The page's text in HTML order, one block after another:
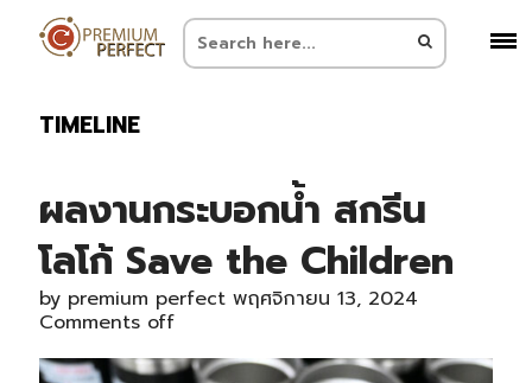
TIMELINE
ผลงานกระบอกน้ำ สกรีน
โลโก้ Save the Children
by premium perfect พฤศจิกายน 13, 2024
Comments off